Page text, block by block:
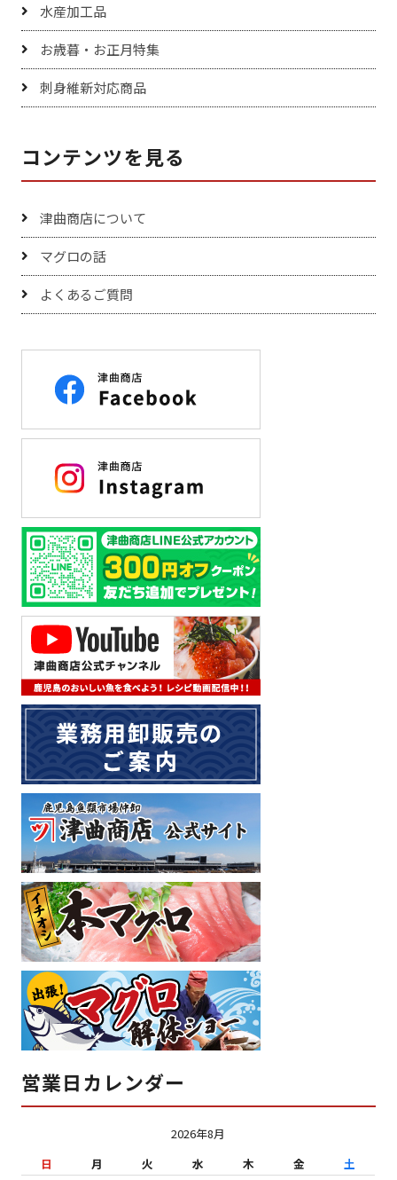
水産加工品
お歳暮・お正月特集
刺身維新対応商品
コンテンツを見る
津曲商店について
マグロの話
よくあるご質問
営業日カレンダー
2026年8月
日
月 火 水 木 金
土